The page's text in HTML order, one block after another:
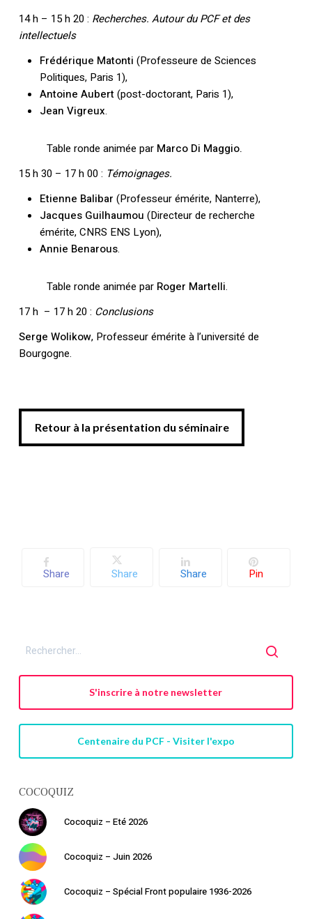
Votre panier est vide.
14 h – 15 h 20 : Recherches. Autour du PCF et des
intellectuels
Frédérique Matonti (Professeure de Sciences
Politiques, Paris 1),
Antoine Aubert (post-doctorant, Paris 1),
Jean Vigreux.
Table ronde animée par Marco Di Maggio.
15 h 30 – 17 h 00 : Témoignages.
Etienne Balibar (Professeur émérite, Nanterre),
Jacques Guilhaumou (Directeur de recherche
émérite, CNRS ENS Lyon),
Annie Benarous.
Table ronde animée par Roger Martelli.
17 h – 17 h 20 : Conclusions
Serge Wolikow, Professeur émérite à l’université de
Bourgogne.
Retour à la présentation du séminaire
Retour à la présentation du séminaire
Share Share Share Pin
S'inscrire à notre newsletter
Centenaire du PCF - Visiter l'expo
COCOQUIZ
Cocoquiz – Eté 2026
Cocoquiz – Juin 2026
Cocoquiz – Spécial Front populaire 1936-2026